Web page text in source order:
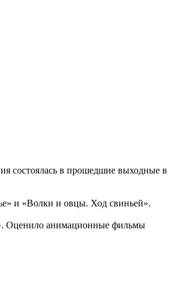
состоялась в прошедшие выходные в
и «Волки и овцы. Ход свиньей».
Оценило анимационные фильмы